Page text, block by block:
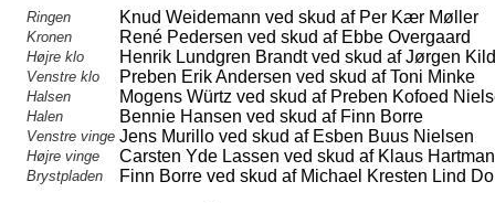
Ringen Knud Weidemann ved skud af Per Kær Møller
Kronen René Pedersen ved skud af Ebbe Overgaard
Højre klo Henrik Lundgren Brandt ved skud af Jørgen
Venstre klo Preben Erik Andersen ved skud af Toni Minke
Halsen Mogens Würtz ved skud af Preben Kofoed
Halen Bennie Hansen ved skud af Finn Borre
Venstre vinge Jens Murillo ved skud af Esben Buus Nielsen
Højre vinge Carsten Yde Lassen ved skud af Klaus
Brystpladen Finn Borre ved skud af Michael Kresten Lind